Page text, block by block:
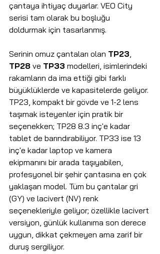
çantaya ihtiyaç duyarlar. VEO City
serisi tam olarak bu boşluğu
doldurmak için tasarlanmış.
Serinin omuz çantaları olan TP23,
TP28 ve TP33 modelleri, isimlerindeki
rakamların da ima ettiği gibi farklı
büyüklüklerde ve kapasitelerde geliyor.
TP23, kompakt bir gövde ve 1-2 lens
taşımak isteyenler için pratik bir
seçenekken; TP28 8.3 inç'e kadar
tablet de barındırabiliyor. TP33 ise 13
inç'e kadar laptop ve kamera
ekipmanını bir arada taşıyabilen,
profesyonel bir şehir çantasına en çok
yaklaşan model. Tüm bu çantalar gri
(GY) ve lacivert (NV) renk
seçenekleriyle geliyor; özellikle lacivert
versiyon, günlük kullanıma son derece
uygun, dikkat çekmeyen ama zarif bir
duruş sergiliyor.